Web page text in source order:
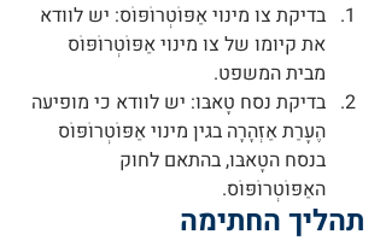
בדיקת צו מינוי אַפּוֹטְרוֹפּוֹס: יש לוודא
את קיומו של צו מינוי אַפּוֹטְרוֹפּוֹס
מבית המשפט.
בדיקת נסח טָאבּוּ: יש לוודא כי מופיעה
הֶעָרַת אַזְהָרָה בגין מינוי אַפּוֹטְרוֹפּוֹס
בנסח הטָאבּוּ, בהתאם לחוק
האַפּוֹטְרוֹפּוֹס.
תהליך החתימה